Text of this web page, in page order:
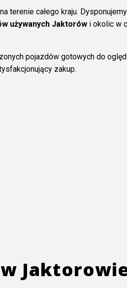
terenie całego kraju.
używanych Jaktorów i okolic w
pojazdów gotowych do
zakup.